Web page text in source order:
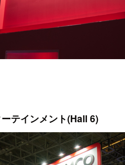
テインメント(Hall 6)